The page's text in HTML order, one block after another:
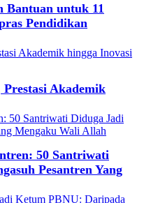
untuk 11
Pendidikan
Akademik
50 Santriwati
Pesantren Yang